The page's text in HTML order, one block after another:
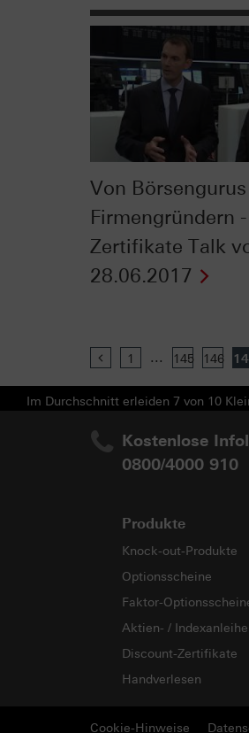
Von
Firmengründern
Zertifikate Talk
28.06.2017
Previous
1 ... 145 146
Im Durchschnitt erleiden 7 von 10
Kostenlose
0800/4000 910
Produkte
Knock-out-Produkte
Optionsscheine
Faktor-
Aktien- /
Discount-Zertifikate
Handverlesen
Cookie-Hinweise